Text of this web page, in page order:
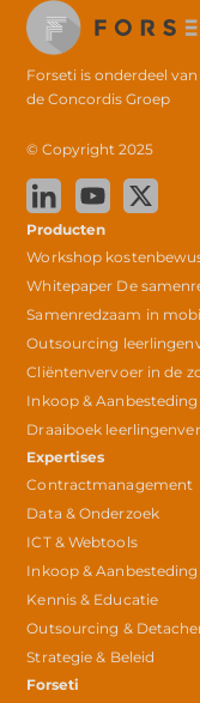
Forseti is onderdeel van
deConcordis Groep
© Copyright 2025
Producten
Workshop
Whitepaper De
Samenredzaam in
Outsourcing
Cliëntenvervoer in de
Inkoop &
Draaiboek
Expertises
Contractmanagement
Data & Onderzoek
ICT & Webtools
Inkoop & Aanbesteding
Kennis & Educatie
Outsourcing &
Strategie & Beleid
Forseti